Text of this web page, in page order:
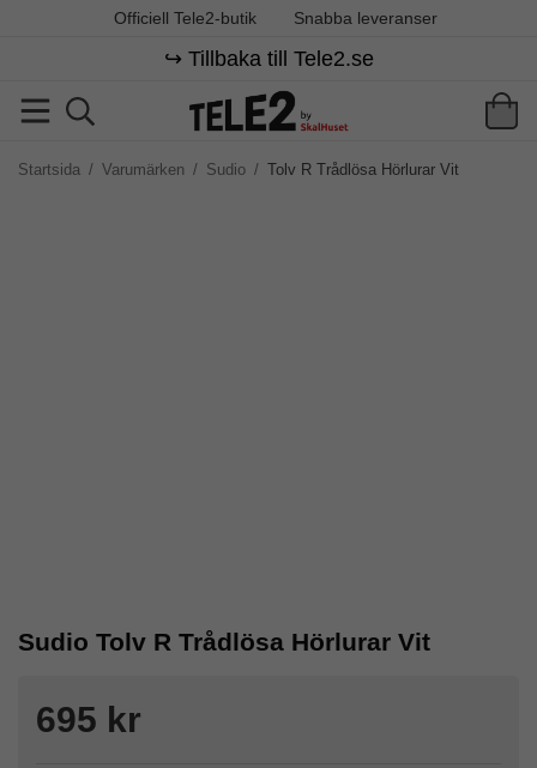
Officiell Tele2-butik Snabba leveranser
↪️ Tillbaka till Tele2.se
Startsida / Varumärken / Sudio / Tolv R Trådlösa Hörlurar Vit
Sudio Tolv R Trådlösa Hörlurar Vit
695 kr